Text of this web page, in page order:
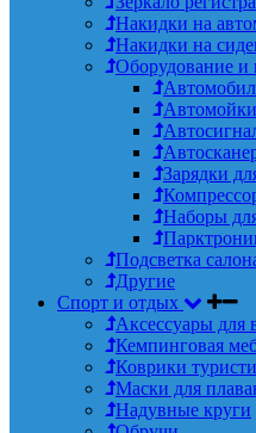
Накидки на
Накидки на
Оборудование и
Автомойки
Зарядки
Наборы
Подсветка
Другие
Спорт и отдых
Аксессуары для
Кемпинговая
Коврики
Маски для
Надувные круги